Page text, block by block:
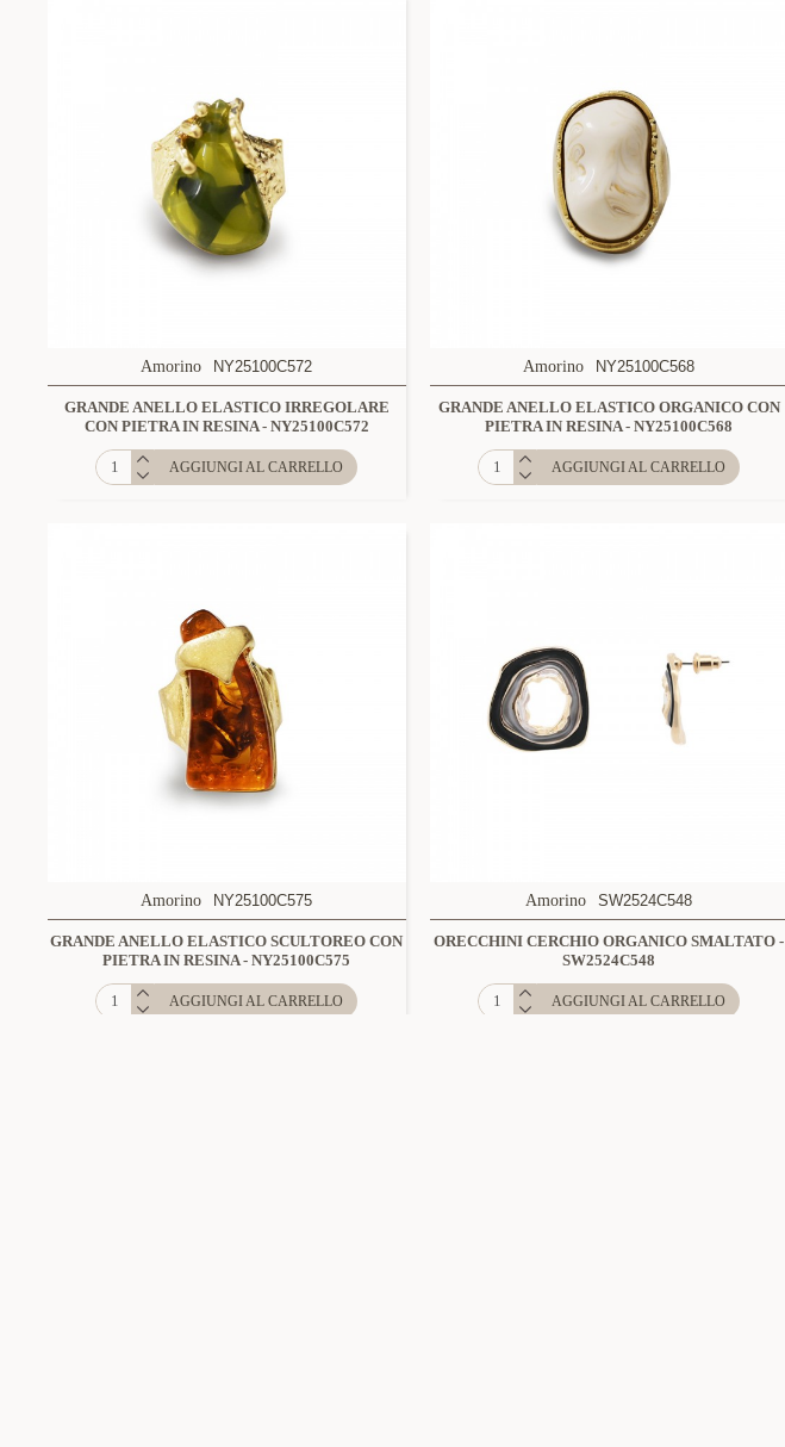
Amorino NY25100C572
GRANDE ANELLO ELASTICO IRREGOLARE
CON PIETRA IN RESINA - NY25100C572
AGGIUNGI AL CARRELLO
Amorino NY25100C568
GRANDE ANELLO ELASTICO ORGANICO CON
PIETRA IN RESINA - NY25100C568
AGGIUNGI AL CARRELLO
Amorino NY25100C575
GRANDE ANELLO ELASTICO SCULTOREO CON
PIETRA IN RESINA - NY25100C575
AGGIUNGI AL CARRELLO
Amorino SW2524C548
ORECCHINI CERCHIO ORGANICO SMALTATO -
SW2524C548
AGGIUNGI AL CARRELLO